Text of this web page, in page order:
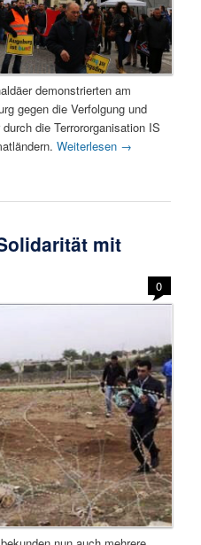
demonstrierten am
gegen die Verfolgung und
die Terrororganisation IS
Weiterlesen →
mit
0